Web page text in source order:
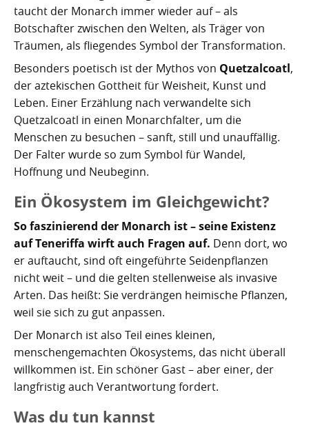
taucht der Monarch immer wieder auf – als
Botschafter zwischen den Welten, als Träger von
Träumen, als fliegendes Symbol der Transformation.
Besonders poetisch ist der Mythos von Quetzalcoatl,
der aztekischen Gottheit für Weisheit, Kunst und
Leben. Einer Erzählung nach verwandelte sich
Quetzalcoatl in einen Monarchfalter, um die
Menschen zu besuchen – sanft, still und unauffällig.
Der Falter wurde so zum Symbol für Wandel,
Hoffnung und Neubeginn.
Ein Ökosystem im Gleichgewicht?
So faszinierend der Monarch ist – seine Existenz
auf Teneriffa wirft auch Fragen auf. Denn dort, wo
er auftaucht, sind oft eingeführte Seidenpflanzen
nicht weit – und die gelten stellenweise als invasive
Arten. Das heißt: Sie verdrängen heimische Pflanzen,
weil sie sich zu gut anpassen.
Der Monarch ist also Teil eines kleinen,
menschengemachten Ökosystems, das nicht überall
willkommen ist. Ein schöner Gast – aber einer, der
langfristig auch Verantwortung fordert.
Was du tun kannst